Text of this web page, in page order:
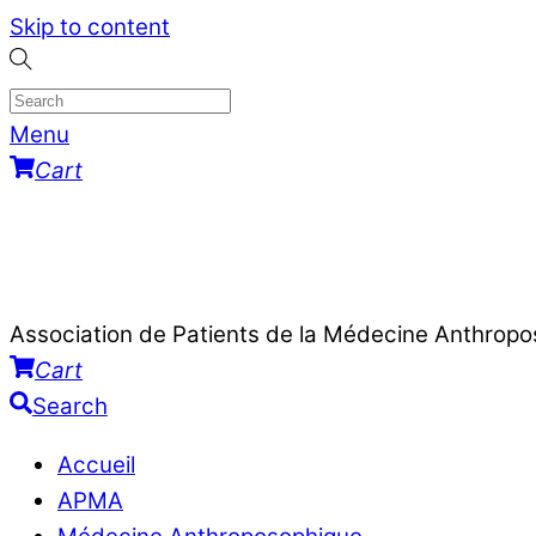
Skip to content
Menu
Cart
Association de Patients de la Médecine
Cart
Search
Accueil
APMA